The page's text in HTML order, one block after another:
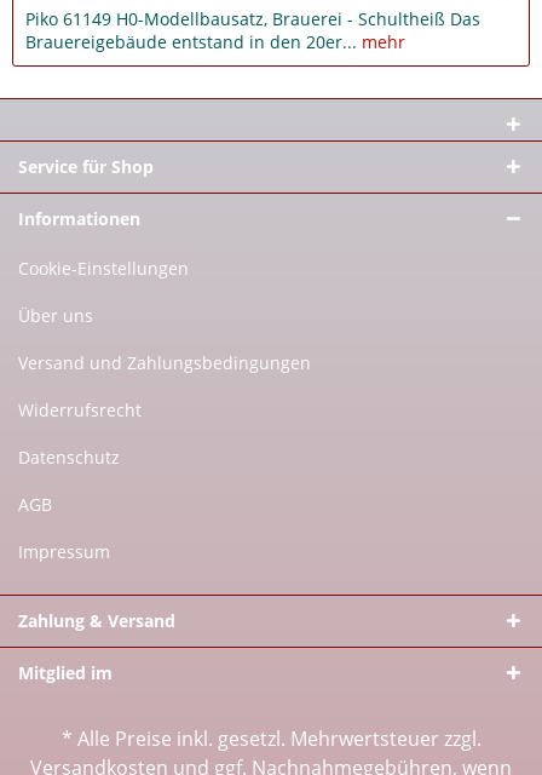
Piko 61149 H0-Modellbausatz, Brauerei - Schultheiß Das
Brauereigebäude entstand in den 20er... mehr
Service für Shop
Informationen
Cookie-Einstellungen
Über uns
Versand und Zahlungsbedingungen
Widerrufsrecht
Datenschutz
AGB
Impressum
Zahlung & Versand
Mitglied im
* Alle Preise inkl. gesetzl. Mehrwertsteuer zzgl.
Versandkosten und ggf. Nachnahmegebühren, wenn